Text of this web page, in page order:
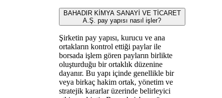
BAHADIR KİMYA SANAYİ VE TİCARET
A.Ş. pay yapısı nasıl işler?
Şirketin pay yapısı, kurucu ve ana
ortakların kontrol ettiği paylar ile
borsada işlem gören payların birlikte
oluşturduğu bir ortaklık düzenine
dayanır. Bu yapı içinde genellikle bir
veya birkaç hakim ortak, yönetim ve
stratejik kararlar üzerinde belirleyici